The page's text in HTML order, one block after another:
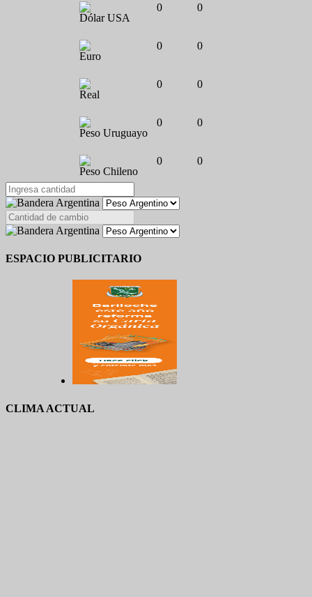
Dólar USA
0 0
Euro
0 0
Real
0 0
Peso Uruguayo
0 0
Peso Chileno
0 0
ESPACIO PUBLICITARIO
CLIMA ACTUAL